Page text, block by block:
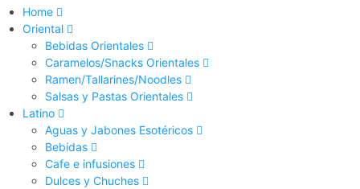
Home
Oriental
Bebidas Orientales
Caramelos/Snacks Orientales
Ramen/Tallarines/Noodles
Salsas y Pastas Orientales
Latino
Aguas y Jabones Esotéricos
Bebidas
Cafe e infusiones
Dulces y Chuches